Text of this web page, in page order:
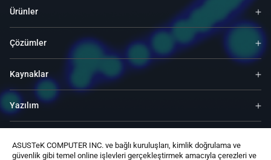
ASUSTeK COMPUTER INC. ve bağlı kuruluşları, kimlik doğrulama ve
güvenlik gibi temel online işlevleri gerçekleştirmek amacıyla çerezleri ve
Ürünler
Çözümler
Kaynaklar
Yazılım